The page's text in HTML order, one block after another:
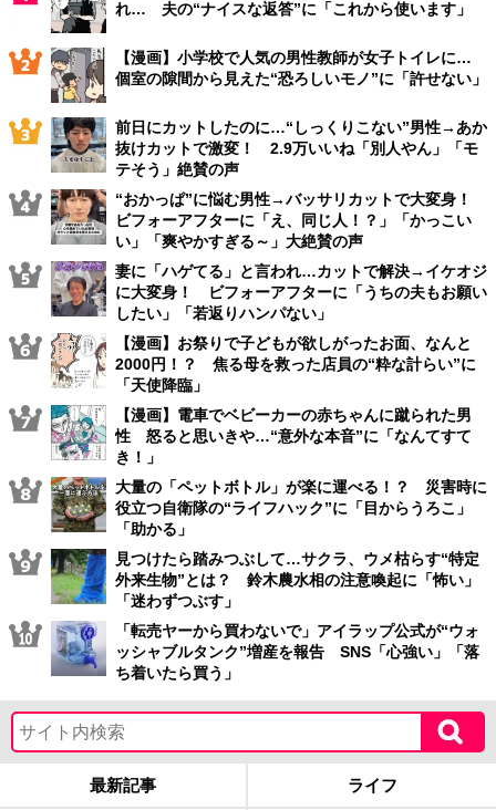
れ… 夫の“ナイスな返答”に「これから使います」
【漫画】小学校で人気の男性教師が女子トイレに…
個室の隙間から見えた“恐ろしいモノ”に「許せない」
前日にカットしたのに…“しっくりこない”男性→あか
抜けカットで激変！ 2.9万いいね「別人やん」「モ
テそう」絶賛の声
“おかっぱ”に悩む男性→バッサリカットで大変身！
ビフォーアフターに「え、同じ人！？」「かっこい
い」「爽やかすぎる～」大絶賛の声
妻に「ハゲてる」と言われ…カットで解決→イケオジ
に大変身！ ビフォーアフターに「うちの夫もお願い
したい」「若返りハンパない」
【漫画】お祭りで子どもが欲しがったお面、なんと
2000円！？ 焦る母を救った店員の“粋な計らい”に
「天使降臨」
【漫画】電車でベビーカーの赤ちゃんに蹴られた男
性 怒ると思いきや…“意外な本音”に「なんてすて
き！」
大量の「ペットボトル」が楽に運べる！？ 災害時に
役立つ自衛隊の“ライフハック”に「目からうろこ」
「助かる」
見つけたら踏みつぶして…サクラ、ウメ枯らす“特定
外来生物”とは？ 鈴木農水相の注意喚起に「怖い」
「迷わずつぶす」
「転売ヤーから買わないで」アイラップ公式が“ウォ
ッシャブルタンク”増産を報告 SNS「心強い」「落
ち着いたら買う」
最新記事 ライフ